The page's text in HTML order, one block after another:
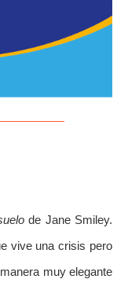
de Jane Smiley.
vive una crisis pero
muy elegante